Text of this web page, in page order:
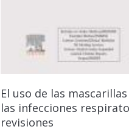
El uso de las
las infecciones
revisiones